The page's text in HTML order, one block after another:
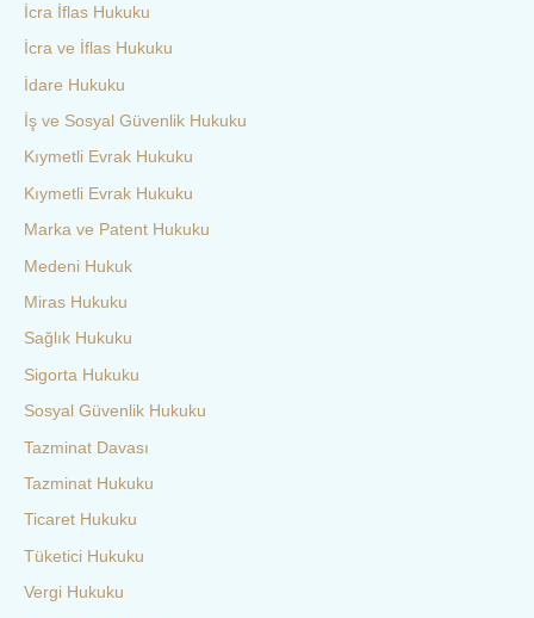
İcra İflas Hukuku
İcra ve İflas Hukuku
İdare Hukuku
İş ve Sosyal Güvenlik Hukuku
Kıymetli Evrak Hukuku
Kıymetli Evrak Hukuku
Marka ve Patent Hukuku
Medeni Hukuk
Miras Hukuku
Sağlık Hukuku
Sigorta Hukuku
Sosyal Güvenlik Hukuku
Tazminat Davası
Tazminat Hukuku
Ticaret Hukuku
Tüketici Hukuku
Vergi Hukuku